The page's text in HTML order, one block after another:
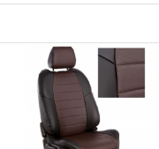
В корзину